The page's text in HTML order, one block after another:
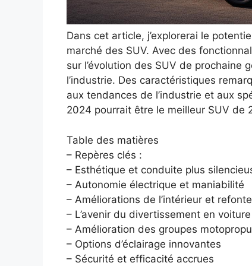
Dans cet article, j’explorerai le
marché des SUV. Avec des
sur l’évolution des SUV de prochaine
l’industrie. Des caractéristiques
aux tendances de l’industrie et aux
2024 pourrait être le meilleur SUV de
Table des matières
– Repères clés :
– Esthétique et conduite plus
– Autonomie électrique et maniabilité
– Améliorations de l’intérieur et
– L’avenir du divertissement en voiture
– Amélioration des groupes
– Options d’éclairage innovantes
– Sécurité et efficacité accrues